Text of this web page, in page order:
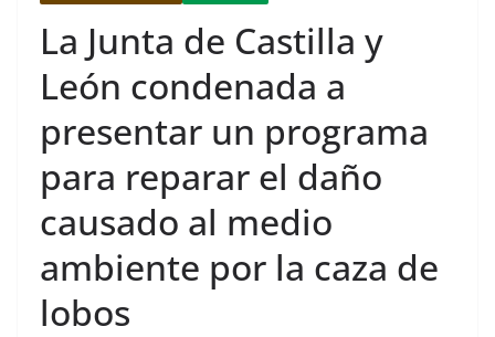
La Junta de Castilla y
León condenada a
presentar un programa
para reparar el daño
causado al medio
ambiente por la caza de
lobos